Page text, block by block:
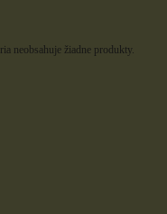
neobsahuje žiadne produkty.